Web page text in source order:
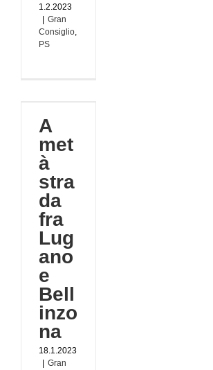
1.2.2023
Gran
Consiglio,
PS
A
met
à
stra
da
fra
Lug
ano
e
Bell
inzo
na
18.1.2023
Gran